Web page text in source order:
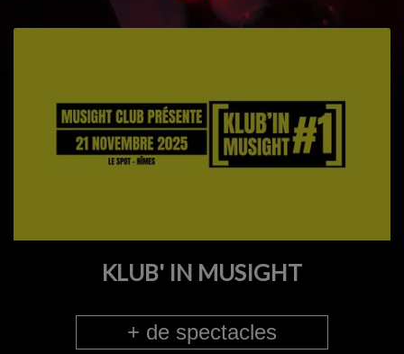
KLUB' IN MUSIGHT
+ de spectacles